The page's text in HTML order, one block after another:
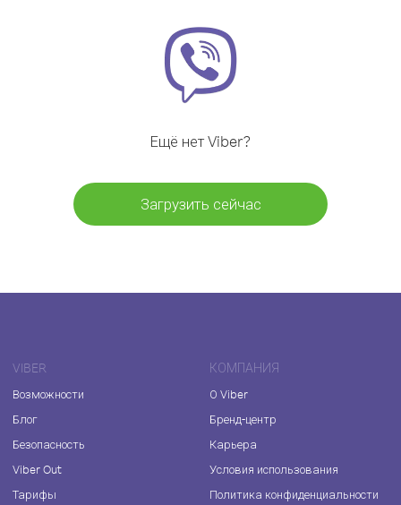
Ещё нет Viber?
Загрузить сейчас
VIBER
Возможности
Блог
Безопасность
Viber Out
Тарифы
КОМПАНИЯ
О Viber
Бренд-центр
Карьера
Условия использования
Политика конфиденциальности